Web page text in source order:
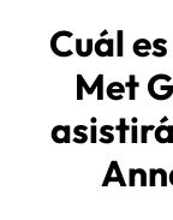
Cuál
Met